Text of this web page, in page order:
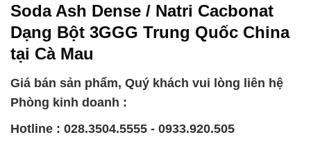
Soda Ash Dense / Natri Cacbonat
Dạng Bột 3GGG Trung Quốc China
tại Cà Mau
Giá bán sản phẩm, Quý khách vui lòng liên hệ
Phòng kinh doanh :
Hotline : 028.3504.5555 - 0933.920.505